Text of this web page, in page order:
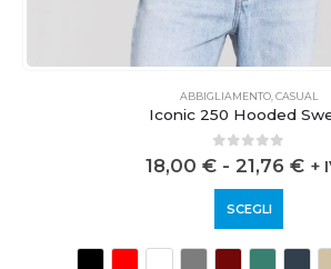
ABBIGLIAMENTO,CASUAL
Iconic 250 Hooded
0 out of 5
18,00 € - 21,76 € +
SCEGLI